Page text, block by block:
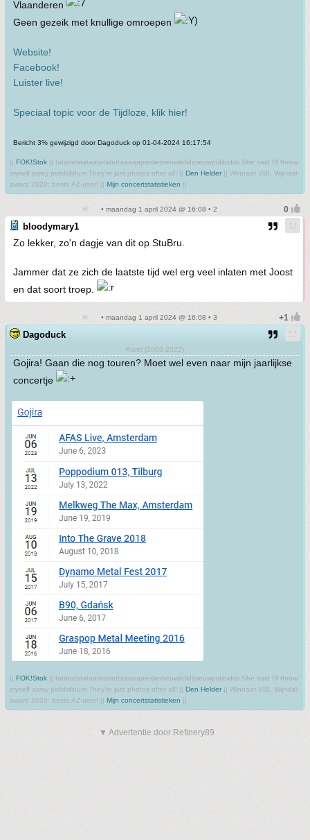
Vlaanderen
Geen gezeik met knullige omroepen
Website!
Facebook!
Luister live!
Speciaal topic voor de Tijdloze, klik hier!
Bericht 3% gewijzigd door Dagoduck op 01-04-2024 16:17:54
|| FOK!Stok || tatatatatataatatatattaaaaapiediedieuwtididipieuwpidibididi She said I'll throw
myself away pididididum They're just photos after all! || Den Helder || Winnaar VBL Wijndal-
award 2020: beste AZ-user! || Mijn concertstatistieken ||
• maandag 1 april 2024 @ 16:08 • 2
bloodymary1
Zo lekker, zo'n dagje van dit op StuBru.
Jammer dat ze zich de laatste tijd wel erg veel inlaten met Joost
en dat soort troep.
• maandag 1 april 2024 @ 16:08 • 3
Dagoduck
Karel (2003-2022)
Gojira! Gaan die nog touren? Moet wel even naar mijn jaarlijkse
concertje
|| FOK!Stok || tatatatatataatatatattaaaaapiediedieuwtididipieuwpidibididi She said I'll throw
myself away pididididum They're just photos after all! || Den Helder || Winnaar VBL Wijndal-
award 2020: beste AZ-user! || Mijn concertstatistieken ||
▼ Advertentie door Refinery89